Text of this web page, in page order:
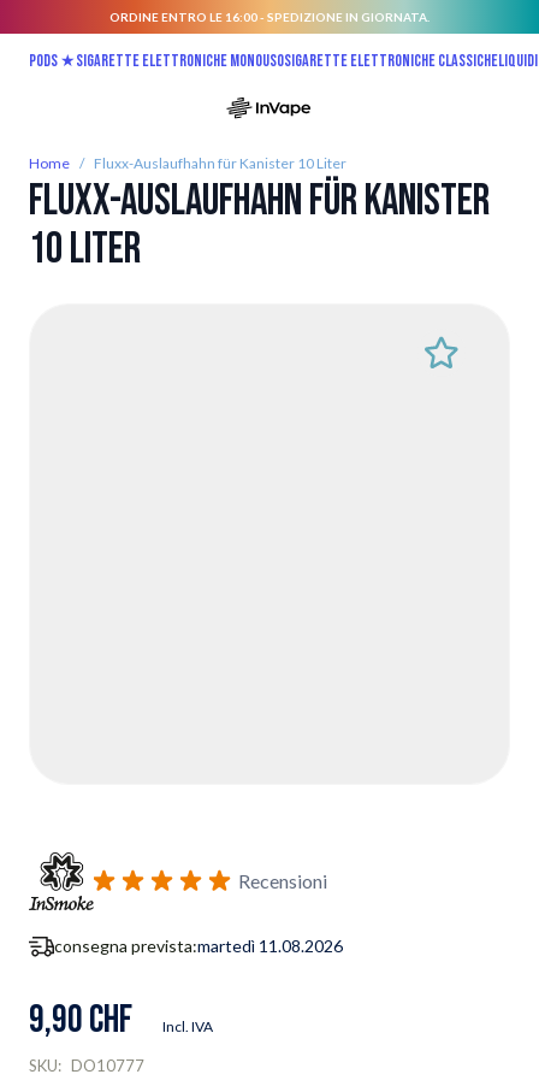
ORDINE ENTRO LE 16:00 - SPEDIZIONE IN GIORNATA.
Pods ★Sigarette elettroniche monousoSigarette elettroniche classiche
Home / Fluxx-Auslaufhahn für Kanister 10 Liter
Fluxx-Auslaufhahn für Kanister
10 Liter
Recensioni
consegna prevista:martedì 11.08.2026
9,90 CHF Incl. IVA
SKU: DO10777